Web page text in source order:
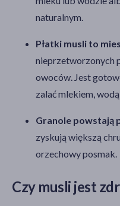
naturalnym.
Płatki musli to
nieprzetworzonych
owoców. Jest
zalać mlekiem,
Granole powstają
zyskują większą
orzechowy posmak.
Czy musli jest